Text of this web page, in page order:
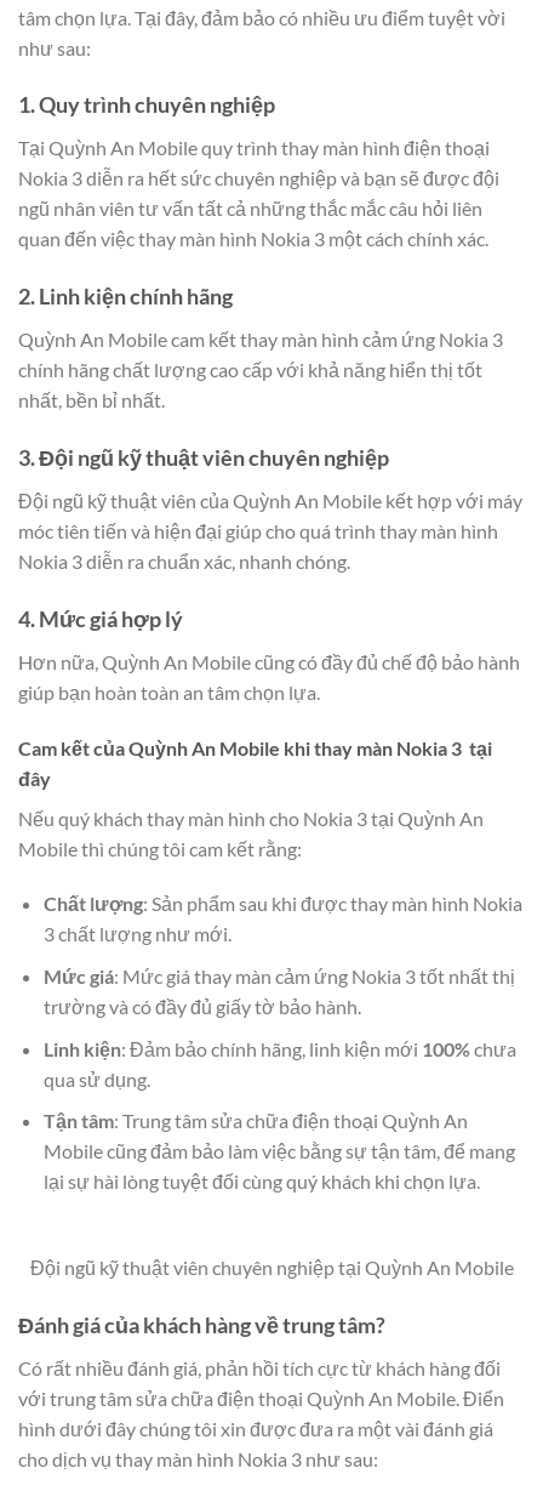
tâm chọn lựa. Tại đây, đảm bảo có nhiều ưu điểm tuyệt vời
như sau:
1. Quy trình chuyên nghiệp
Tại Quỳnh An Mobile quy trình thay màn hình điện thoại
Nokia 3 diễn ra hết sức chuyên nghiệp và bạn sẽ được đội
ngũ nhân viên tư vấn tất cả những thắc mắc câu hỏi liên
quan đến việc thay màn hình Nokia 3 một cách chính xác.
2. Linh kiện chính hãng
Quỳnh An Mobile cam kết thay màn hình cảm ứng Nokia 3
chính hãng chất lượng cao cấp với khả năng hiển thị tốt
nhất, bền bỉ nhất.
3. Đội ngũ kỹ thuật viên chuyên nghiệp
Đội ngũ kỹ thuật viên của Quỳnh An Mobile kết hợp với máy
móc tiên tiến và hiện đại giúp cho quá trình thay màn hình
Nokia 3 diễn ra chuẩn xác, nhanh chóng.
4. Mức giá hợp lý
Hơn nữa, Quỳnh An Mobile cũng có đầy đủ chế độ bảo hành
giúp bạn hoàn toàn an tâm chọn lựa.
Cam kết của Quỳnh An Mobile khi thay màn Nokia 3 tại
đây
Nếu quý khách thay màn hình cho Nokia 3 tại Quỳnh An
Mobile thì chúng tôi cam kết rằng:
Chất lượng: Sản phẩm sau khi được thay màn hình Nokia
3 chất lượng như mới.
Mức giá: Mức giá thay màn cảm ứng Nokia 3 tốt nhất thị
trường và có đầy đủ giấy tờ bảo hành.
Linh kiện: Đảm bảo chính hãng, linh kiện mới 100%chưa
qua sử dụng.
Tận tâm: Trung tâm sửa chữa điện thoại Quỳnh An
Mobile cũng đảm bảo làm việc bằng sự tận tâm, để mang
lại sự hài lòng tuyệt đối cùng quý khách khi chọn lựa.
Đội ngũ kỹ thuật viên chuyên nghiệp tại Quỳnh An Mobile
Đánh giá của khách hàng về trung tâm?
Có rất nhiều đánh giá, phản hồi tích cực từ khách hàng đối
với trung tâm sửa chữa điện thoại Quỳnh An Mobile. Điển
hình dưới đây chúng tôi xin được đưa ra một vài đánh giá
cho dịch vụ thay màn hình Nokia 3 như sau: